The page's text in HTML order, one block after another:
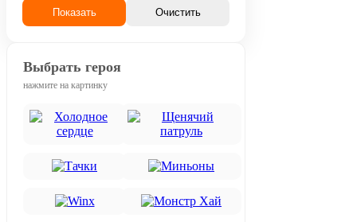
Показать Очистить
Выбрать героя
нажмите на картинку